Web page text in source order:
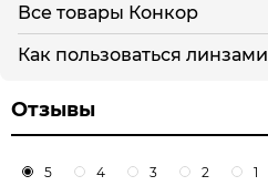
Все товары Конкор
Как пользоваться линзами
Отзывы
5 4 3 2 1